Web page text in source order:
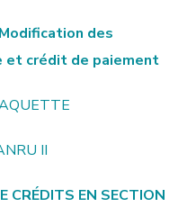
des
et crédit de paiement
II
CRÉDITS EN SECTION